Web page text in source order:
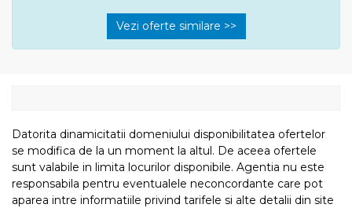
Vezi oferte similare >>
Datorita dinamicitatii domeniului disponibilitatea ofertelor
se modifica de la un moment la altul. De aceea ofertele
sunt valabile in limita locurilor disponibile. Agentia nu este
responsabila pentru eventualele neconcordante care pot
aparea intre informatiile privind tarifele si alte detalii din site